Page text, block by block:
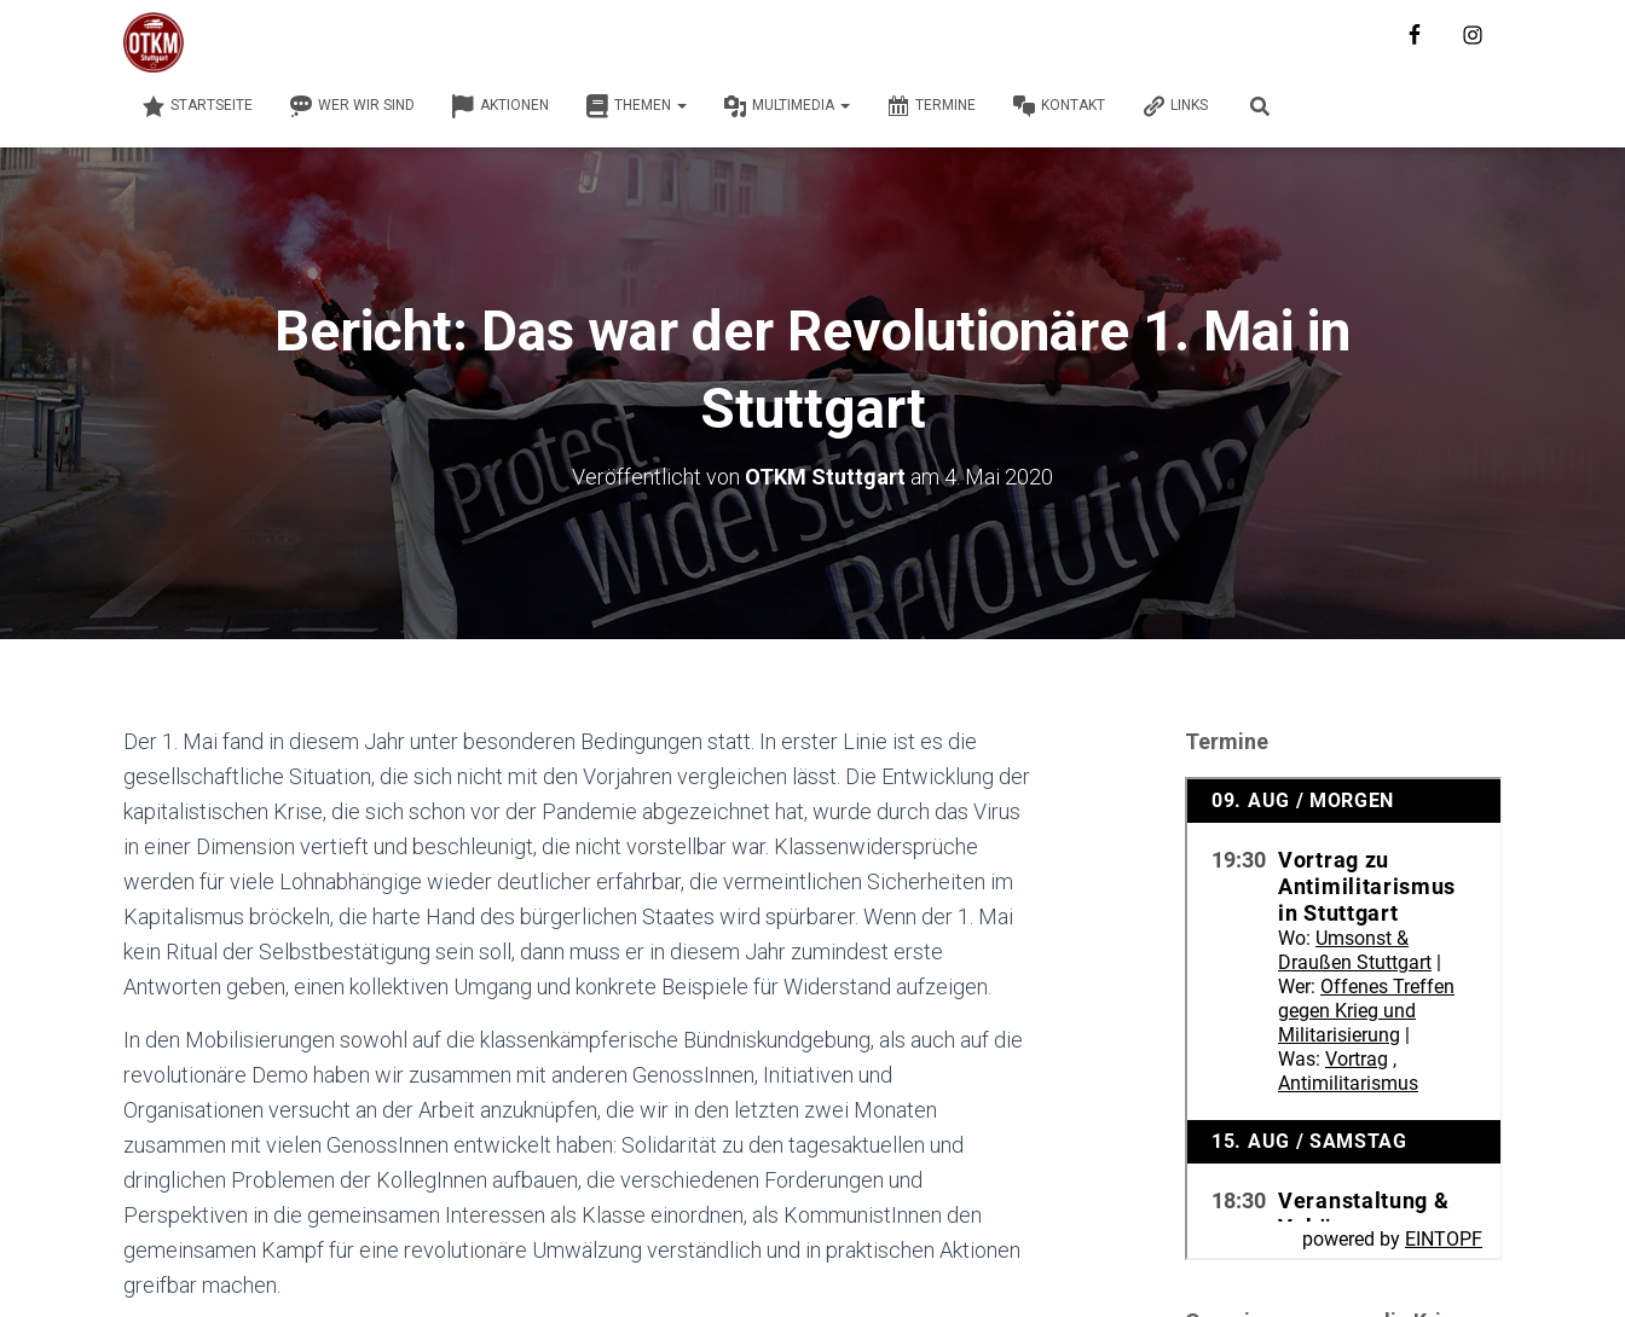
STARTSEITE WER WIR SIND AKTIONEN THEMEN MULTIMEDIA TERMINE KONTAKT LINKS
Bericht: Das war der Revolutionäre 1. Mai in
Stuttgart
Veröffentlicht von OTKM Stuttgart am4. Mai 2020
Der 1. Mai fand in diesem Jahr unter besonderen Bedingungen statt. In erster Linie ist es die
gesellschaftliche Situation, die sich nicht mit den Vorjahren vergleichen lässt. Die Entwicklung der
kapitalistischen Krise, die sich schon vor der Pandemie abgezeichnet hat, wurde durch das Virus
in einer Dimension vertieft und beschleunigt, die nicht vorstellbar war. Klassenwidersprüche
werden für viele Lohnabhängige wieder deutlicher erfahrbar, die vermeintlichen Sicherheiten im
Kapitalismus bröckeln, die harte Hand des bürgerlichen Staates wird spürbarer. Wenn der 1. Mai
kein Ritual der Selbstbestätigung sein soll, dann muss er in diesem Jahr zumindest erste
Antworten geben, einen kollektiven Umgang und konkrete Beispiele für Widerstand aufzeigen.
In den Mobilisierungen sowohl auf die klassenkämpferische Bündniskundgebung, als auch auf die
revolutionäre Demo haben wir zusammen mit anderen GenossInnen, Initiativen und
Organisationen versucht an der Arbeit anzuknüpfen, die wir in den letzten zwei Monaten
zusammen mit vielen GenossInnen entwickelt haben: Solidarität zu den tagesaktuellen und
dringlichen Problemen der KollegInnen aufbauen, die verschiedenen Forderungen und
Perspektiven in die gemeinsamen Interessen als Klasse einordnen, als KommunistInnen den
gemeinsamen Kampf für eine revolutionäre Umwälzung verständlich und in praktischen Aktionen
greifbar machen.
Termine